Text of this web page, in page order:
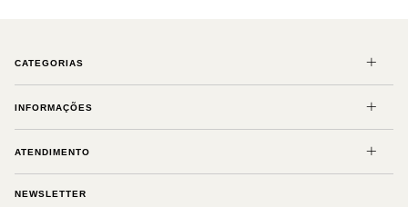
CATEGORIAS
INFORMAÇÕES
ATENDIMENTO
NEWSLETTER